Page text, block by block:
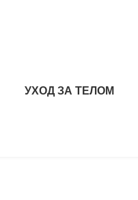
УХОД ЗА ТЕЛОМ